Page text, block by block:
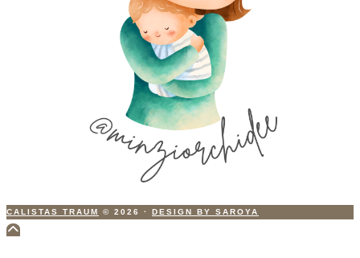
CALISTAS TRAUM © 2026 · DESIGN BY SAROYA
Scroll